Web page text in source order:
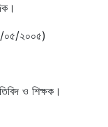
০৫/২০০৫)
ও শিক্ষক।